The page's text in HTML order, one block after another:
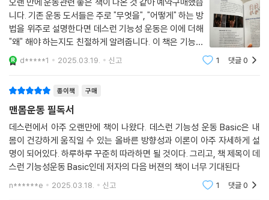
37 까치발 서서 외번/내번 운동 | 228
38 런지 자세 발바닥쪽 굽힘 운동 | 230
39 런지 자세 발등쪽 굽힘 운동 | 232
Part 4 상하체를 잇는 코어 기능성 운동
코어를 아십니까? | 236
기능적 관점에서의 코어 | 237
01 컬업 | 240
02 버드독 | 242
03 사이드 브릿지 | 244
코어 능력은 어깨와 고관절의 유연성에 달렸다 | 246
- 이제욱 (중앙대학교 스포츠과학부 교수)
다년간의 현장 경험을 바탕으로 한 이 책은 기능적인 신체를 만들고 활용
하는 실질적인 방법을 제시합니다. 단순하면서도 효과적인 방법으로 현대
다. 이 책을 통해 독자들은 기능적인 신체를 구축하며 더욱 풍요로운 삶을
- 정현규 (대한민국 남자축구 국가대표팀 피지컬 코치)
기능적 움직임을 극대화하여 건강을 유지하고 통증을 예방하는 과학적이
고 체계적인 방법을 제시합니다. 각 운동 동작이 신체 기능 개선에 어떻게
기여하는지를 실제 적용 사례와 근거를 통해 설명하며, 실용적인 접근법을
제공합니다. 독자들이 스스로 자신의 신체를 분석하고 올바른 운동을 선택
니다. 기존 운동 도서들은 주로 "무엇을", "어떻게" 하는 방
법을 위주로 설명한다면 데스런 기능성 운동은 이에 더해
"왜" 해야 하는지도 친절하게 알려줍니다. 이 책은 기능성
운동이란 무엇인지로 시작하여, 기능성 스트레칭, 기능성
운동을 위한 관절의 움직임, 기능성 코어 운동을 설명하고
d*****1 2025.03.19. 신고 1 댓글0
종이책 구매
맨몸운동 필독서
데스런에서 아주 오랜만에 책이 나왔다. 데스런 기능성 운동 Basic은 내
몸이 건강하게 움직일 수 있는 올바른 방향성과 이론이 아주 자세하게 설
명이 되어있다. 하루하루 꾸준히 따라하면 될 것이다. 그리고, 책 제목이 데
스런 기능성운동 Basic인데 저자의 다음 버젼의 책이 너무 기대된다
n******e 2025.03.18. 신고 1 댓글0